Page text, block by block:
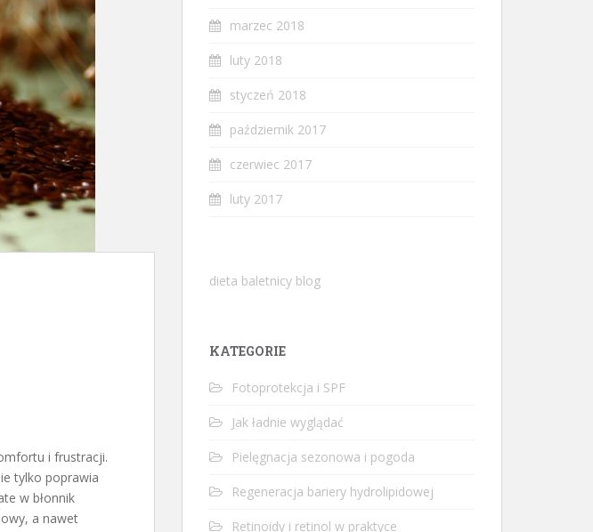
i frustracji.
tylko poprawia
w błonnik
a nawet
marzec 2018
luty 2018
styczeń 2018
październik 2017
czerwiec 2017
luty 2017
dieta baletnicy blog
KATEGORIE
Fotoprotekcja i SPF
Jak ładnie wyglądać
Pielęgnacja sezonowa i pogoda
Regeneracja bariery hydrolipidowej
Retinoidy i retinol w praktyce